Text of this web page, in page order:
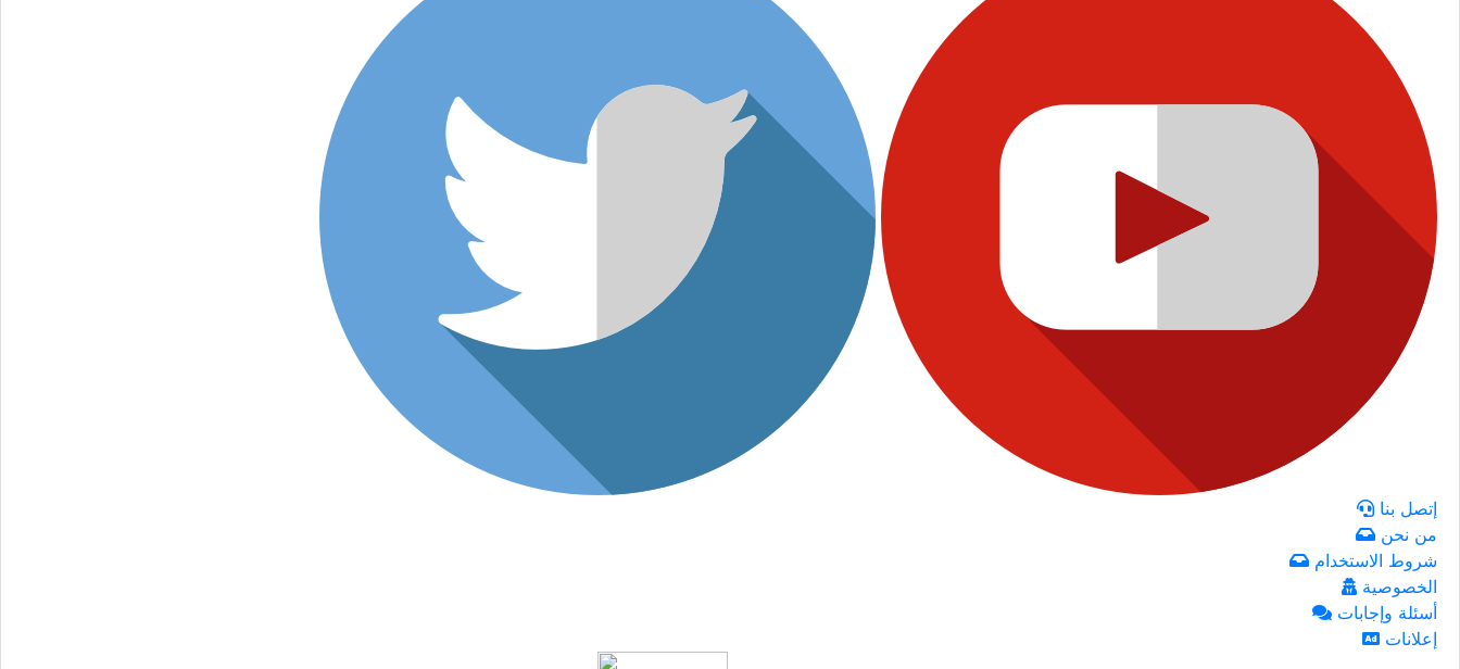
إتصل بنا
من نحن
شروط الاستخدام
الخصوصية
أسئلة وإجابات
إعلانات